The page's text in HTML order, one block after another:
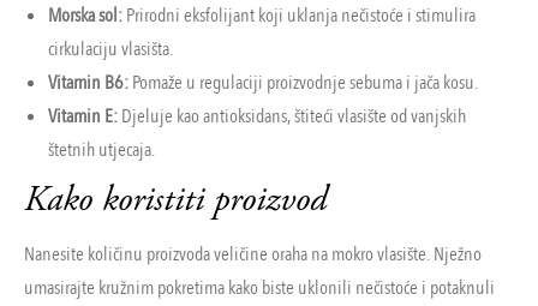
Morska sol:Prirodni eksfolijant koji uklanja nečistoće i stimulira
cirkulaciju vlasišta.
Vitamin B6:Pomaže u regulaciji proizvodnje sebuma i jača kosu.
Vitamin E:Djeluje kao antioksidans, štiteći vlasište od vanjskih
štetnih utjecaja.
Kako koristiti proizvod
Nanesite količinu proizvoda veličine oraha na mokro vlasište. Nježno
umasirajte kružnim pokretima kako biste uklonili nečistoće i potaknuli